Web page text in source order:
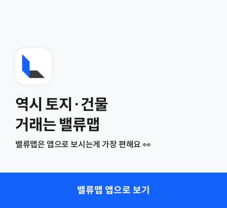
역시 토지·건물
거래는 밸류맵
밸류맵은 앱으로 보시는게 가장 편해요 👀
밸류맵 앱으로 보기